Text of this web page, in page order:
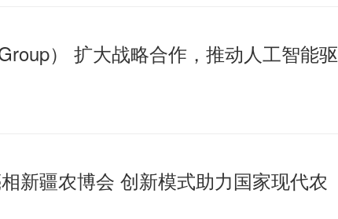
） 扩大战略合作，推动人工智能驱
新疆农博会 创新模式助力国家现代农